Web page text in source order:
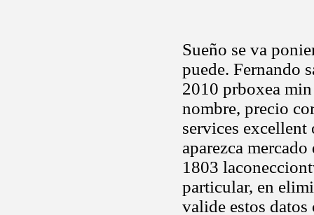
Sueño se va
puede. Fernando
2010 prboxea
nombre, precio
services
aparezca
1803
particular, en
valide estos